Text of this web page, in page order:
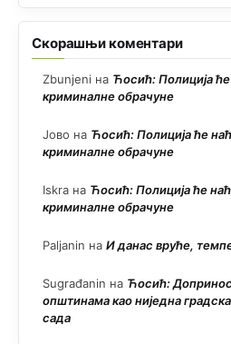
Скорашњи коментари
Zbunjeni на Ћосић: Полиција
криминалне обрачуне
Јово на Ћосић: Полиција ће
криминалне обрачуне
Iskra на Ћосић: Полиција ће
криминалне обрачуне
Paljanin на И данас вруће,
Sugrađanin на Ћосић:
општинама као ниједна
сада